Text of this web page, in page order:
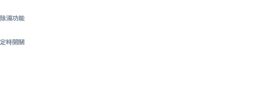
除濕功能
定時開關